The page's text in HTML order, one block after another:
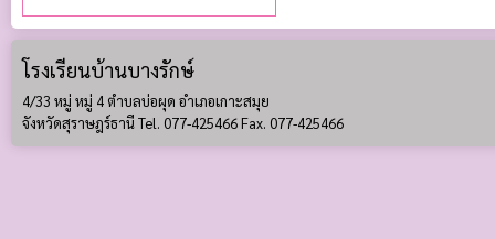
โรงเรียนบ้านบางรักษ์
4/33 หมู่ หมู่ 4 ตำบลบ่อผุด อำเภอเกาะสมุย
จังหวัดสุราษฎร์ธานี Tel. 077-425466 Fax. 077-425466